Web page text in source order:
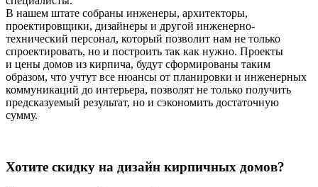
В нашем штате собраны инженеры, архитекторы,
проектировщики, дизайнеры и другой инженерно-
технический персонал, который позволит нам не только
спроектировать, но и построить так как нужно. Проекты
и цены домов из кирпича, будут сформированы таким
образом, что учтут все нюансы от планировки и инженерных
коммуникаций до интерьера, позволят не только получить
предсказуемый результат, но и сэкономить достаточную
сумму.
Хотите скидку на дизайн кирпичных домов?